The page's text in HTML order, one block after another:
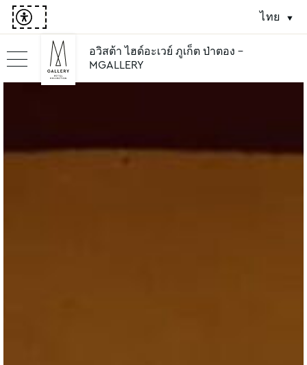
ไทย
อวิสต้า ไฮด์อะเวย์ ภูเก็ต ป่าตอง -
MGALLERY